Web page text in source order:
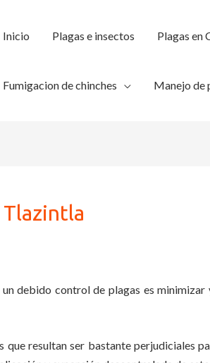
Inicio Plagas e insectos Plagas en
Fumigacion de chinches Manejo de
debido control de plagas es
que resultan ser bastante perjudiciales